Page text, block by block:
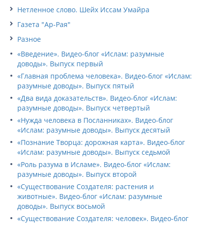
Нетленное слово. Шейх Иссам Умайра
Газета "Ар-Рая"
Разное
«Введение». Видео-блог «Ислам: разумные
доводы». Выпуск первый
«Главная проблема человека». Видео-блог «Ислам:
разумные доводы». Выпуск пятый
«Два вида доказательств». Видео-блог «Ислам:
разумные доводы». Выпуск четвертый
«Нужда человека в Посланниках». Видео-блог
«Ислам: разумные доводы». Выпуск десятый
«Познание Творца: дорожная карта». Видео-блог
«Ислам: разумные доводы». Выпуск седьмой
«Роль разума в Исламе». Видео-блог «Ислам:
разумные доводы». Выпуск второй
«Существование Создателя: растения и
животные». Видео-блог «Ислам: разумные
доводы». Выпуск восьмой
«Существование Создателя: человек». Видео-блог